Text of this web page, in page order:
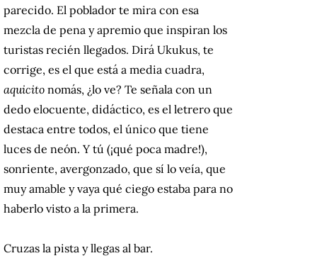
parecido. El poblador te mira con esa
mezcla de pena y apremio que inspiran los
turistas recién llegados. Dirá Ukukus, te
corrige, es el que está a media cuadra,
aquicito nomás, ¿lo ve? Te señala con un
dedo elocuente, didáctico, es el letrero que
destaca entre todos, el único que tiene
luces de neón. Y tú (¡qué poca madre!),
sonriente, avergonzado, que sí lo veía, que
muy amable y vaya qué ciego estaba para no
haberlo visto a la primera.
Cruzas la pista y llegas al bar.